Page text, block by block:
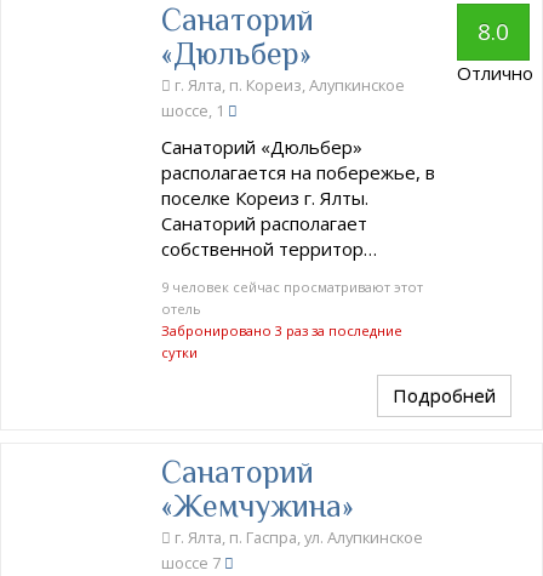
Санаторий
«Дюльбер»
г. Ялта, п. Кореиз, Алупкинское
шоссе, 1
Санаторий «Дюльбер»
располагается на побережье, в
поселке Кореиз г. Ялты.
Санаторий располагает
собственной территор…
9 человек сейчас просматривают этот
отель
Забронировано 3 раз за последние
сутки
8.0
Отлично
Подробней
Санаторий
«Жемчужина»
г. Ялта, п. Гаспра, ул. Алупкинское
шоссе 7